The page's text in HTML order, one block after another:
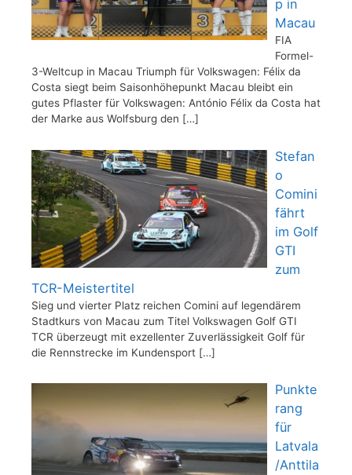
p in
Macau
FIA
Formel-
3-Weltcup in Macau Triumph für Volkswagen: Félix da
Costa siegt beim Saisonhöhepunkt Macau bleibt ein
gutes Pflaster für Volkswagen: António Félix da Costa hat
der Marke aus Wolfsburg den […]
Stefan
o
Comini
fährt
im Golf
GTI
zum
TCR-Meistertitel
Sieg und vierter Platz reichen Comini auf legendärem
Stadtkurs von Macau zum Titel Volkswagen Golf GTI
TCR überzeugt mit exzellenter Zuverlässigkeit Golf für
die Rennstrecke im Kundensport […]
Punkte
rang
für
Latvala
/Anttila